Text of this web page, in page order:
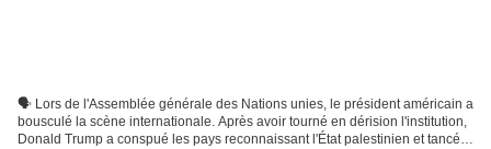
🗣 Lors de l'Assemblée générale des Nations unies, le président américain a
bousculé la scène internationale. Après avoir tourné en dérision l'institution,
Donald Trump a conspué les pays reconnaissant l'État palestinien et tancé